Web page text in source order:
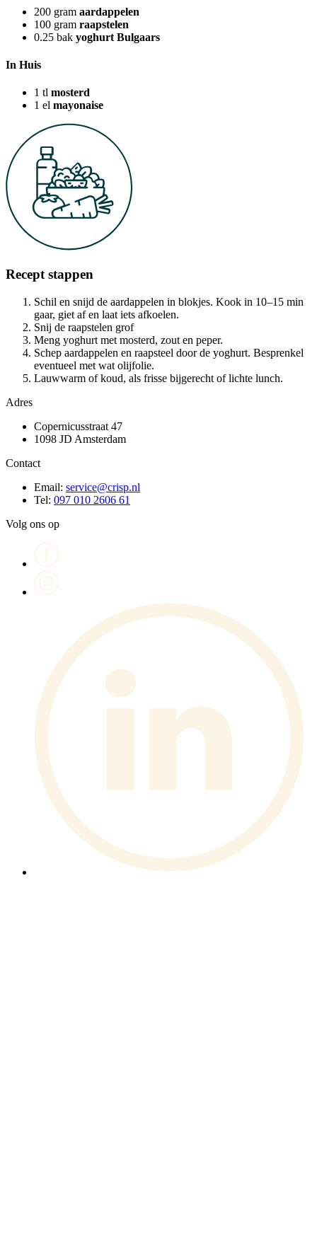
200 gram aardappelen
100 gram raapstelen
0.25 bak yoghurt Bulgaars
In Huis
1 tl mosterd
1 el mayonaise
Recept stappen
Schil en snijd de aardappelen in blokjes. Kook in 10–15 min
gaar, giet af en laat iets afkoelen.
Snij de raapstelen grof
Meng yoghurt met mosterd, zout en peper.
Schep aardappelen en raapsteel door de yoghurt. Besprenkel
eventueel met wat olijfolie.
Lauwwarm of koud, als frisse bijgerecht of lichte lunch.
Adres
Copernicusstraat 47
1098 JD Amsterdam
Contact
Email: service@crisp.nl
Tel: 097 010 2606 61
Volg ons op